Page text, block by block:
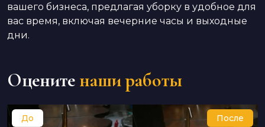
вашего бизнеса, предлагая уборку в удобное для
вас время, включая вечерние часы и выходные
дни.
Оцените наши работы